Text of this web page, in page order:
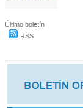
Último boletín
RSS